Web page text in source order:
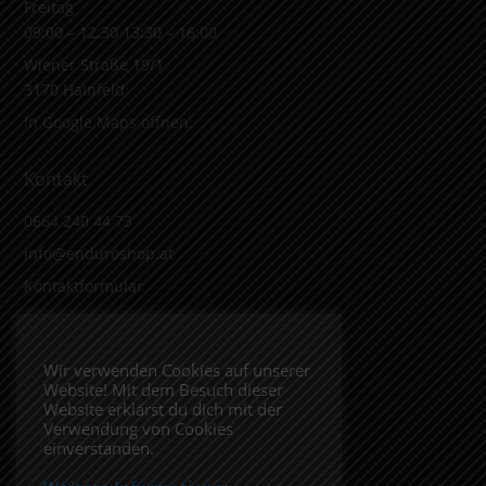
Freitag
09:00 – 12:30 13:30 – 16:00
Wiener Straße 19/1
3170 Hainfeld
In Google Maps öffnen.
Kontakt
0664 240 44 73
info@enduroshop.at
Kontaktformular
Impressum
Datenschutzerklärung
Wir verwenden Cookies auf unserer
Website! Mit dem Besuch dieser
Website erklärst du dich mit der
Verwendung von Cookies
einverstanden.